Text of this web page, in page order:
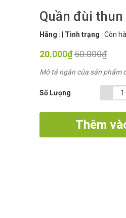
Quần đùi
Hãng : Tình trạng : Còn
20.000₫50.000₫
Mô tả ngắn của sản phẩm
Số Lượng -
Thêm